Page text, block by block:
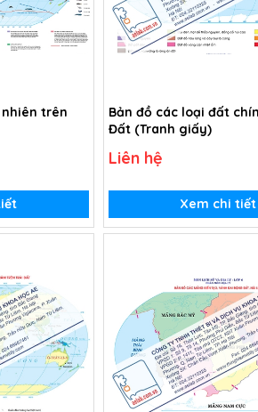
trên
Bản đồ các loại đất
Đất (Tranh giấy)
Liên hệ
Xem chi tiết